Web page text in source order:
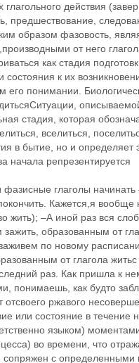
действия
предшествование,
образом фазовость,
от него
как стадия
состояния к их
понимании.
стадия, которая
вселиться,
в бытие, но и определяет
начала репрезентируется
все. Все имеет значение. Каждая мелочь –не мелочь, а событие (В.Токарева. Лавина). По данным СОШ, глагол пережить в своем основном значении «прожить чтон. от начала до конца» употребляется только в форме совершенного вида. Однако нам представляется, что действие, стоящее за этим значением глагола, может быть описано в языке не только формой совершенного вида как законченное, но и как не законченное (в процессе, в развитии) –соответственно формой несовершенного вида. Ср.: Ей / Тане / уже исполнилось двадцать два, а она как будто заново переживала переходный возраст (Л.Улицкая. Казус Кукоцкого); –Каждый из них переживал период одиночества: Женя –временного, но очень острого, потому что первый раз в жизни осталась дома одна, Слава, как ему казалось, окончательного и пожизненного (Л.Улицкая. Голубчик). Следует обратить внимание на то обстоятельство, что позицию объекта при данном ЛСВ глагола переживать, как правило, занимает субстантивное словосочетание, главное слово которого содержит в своей семантической структуре семы «время», «отрезок», «период». Однако и в этом случае релевантной оказывается качественная характеристика того периода времени, который обозначается главным словомсубстантивного словосочетания. (Ср.: *переживать возраст, *переживать период, *переживать эпоху);в)суффиксальными глаголами несовершенного вида с суффиксом –ва–, образованными от префиксальных глаголов выжить, дожить, ожить, отжить, производящей базой которых является глагол жить:выживать, доживать, оживать, отживать. Ср.: –Целыми днями / Артамонова / сидела за роялем, тыркала в клавиши. Получалась детская песенка, как ни странно оптимистическая. Артамонова выживала, поэтому музыка была жизнеутверждающая. Грустное пишут относительно счастливые люди. У них есть силы на грусть (В. Токарева. Сказать –не сказать); –Как вы его терпите, Дима, вы просто святой! –Бросьте, дитя мое, чего там! Он и так плох. Пусть доживает спокойно. Ему время тлеть, а вам цвести (Т.Толстая. Пламень небесный); –Она / Вероника / уже без него / Егорова / жить не могла. Она снова стала реликтовым листком, а Егоров водой. Она выпивала воду каждой клеточкой, оживала (В.Токарева. Длинный день);г)суффиксальными объектными глаголами несовершенного вида обживать, наживать:Когда русские стали обживать эти края и